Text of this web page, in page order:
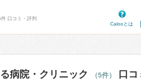
口コミ・評判
Calooとは
病院・クリニック （5件） 口